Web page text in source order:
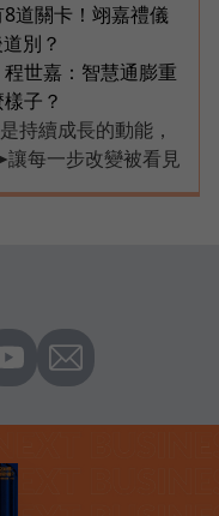
道關卡！翊嘉禮儀
別？
世嘉：智慧通膨重
子？
持續成長的動能，
每一步改變被看見